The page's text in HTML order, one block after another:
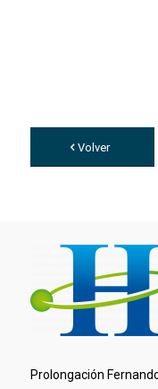
Volver
Prolongación